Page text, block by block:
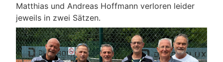
Matthias und Andreas Hoffmann verloren leider
jeweils in zwei Sätzen.